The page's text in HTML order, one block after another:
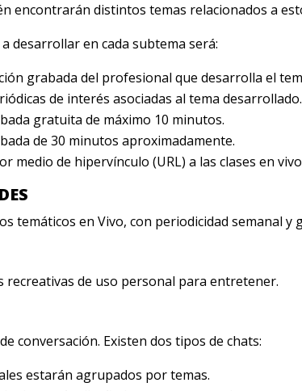
encontrarán distintos temas relacionados a
desarrollar en cada subtema será:
grabada del profesional que desarrolla el
de interés asociadas al tema desarrollado.
gratuita de máximo 10 minutos.
de 30 minutos aproximadamente.
medio de hipervínculo (URL) a las clases en
temáticos en Vivo, con periodicidad semanal
recreativas de uso personal para entretener.
conversación. Existen dos tipos de chats:
estarán agrupados por temas.